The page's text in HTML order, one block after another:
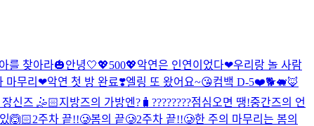
를 찾아라🎃안녕🤍💖500💖악연은 인연이었다❤우리랑 놀 사람
마무리❤악연 첫 방 완료❣️엘링 또 왔어요~😘컴백 D-5❤️🐕🐖🦊
신즈 🤹🏻지방즈의 가방엔?🧳 ????????점심오면 땡!중간즈의 언
🙆🏻2주차 끝!!🥲봄의 끝🥲2주차 끝!!🥲한 주의 마무리는 봄의